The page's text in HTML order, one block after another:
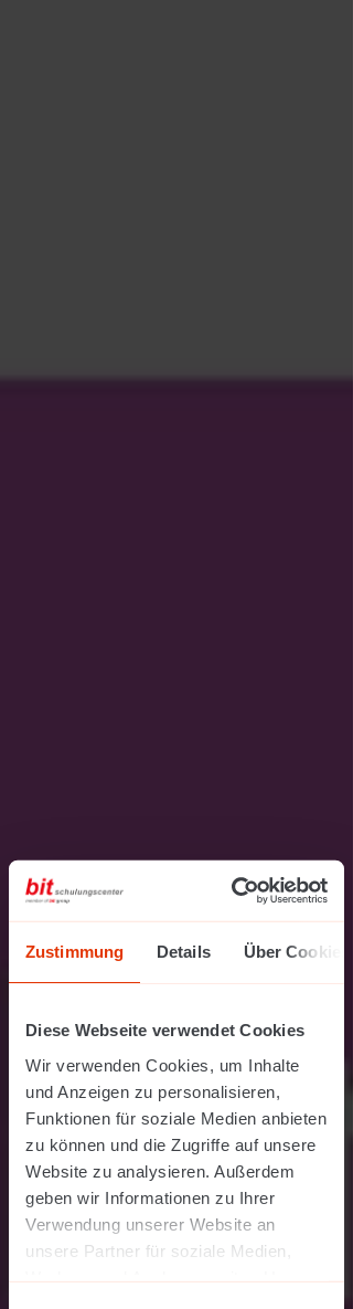
Zustimmung Details Über Cookies
Diese Webseite verwendet Cookies
Wir verwenden Cookies, um Inhalte
und Anzeigen zu personalisieren,
Funktionen für soziale Medien anbieten
zu können und die Zugriffe auf unsere
Website zu analysieren. Außerdem
geben wir Informationen zu Ihrer
Verwendung unserer Website an
unsere Partner für soziale Medien,